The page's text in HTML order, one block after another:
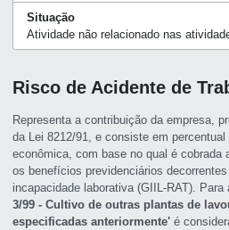
Situação
Atividade não relacionado nas
Risco de Acidente de
Representa a contribuição da empresa,
da Lei 8212/91, e consiste em
econômica, com base no qual é cobrada
os benefícios previdenciários
incapacidade laborativa (GIIL-RAT).
3/99 - Cultivo de outras plantas de
especificadas anteriormente' é